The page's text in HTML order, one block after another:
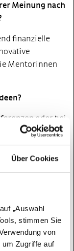
Über Cookies
„Auswahl
stimmen Sie
von
um Zugriffe auf
Meinung nach
finanzielle
Mentorinnen
oder bei
Clinical
of
vernetzen